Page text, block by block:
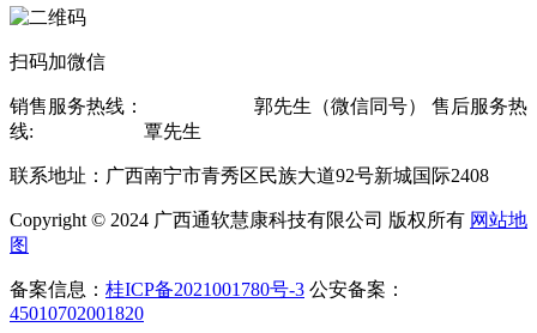
扫码加微信
销售服务热线：
郭先生（微信同号） 售后服务热
线:
覃先生
联系地址：广西南宁市青秀区民族大道92号新城国际2408
Copyright © 2024 广西通软慧康科技有限公司 版权所有 网站地
图
备案信息： 桂ICP备2021001780号-3 公安备案：
45010702001820